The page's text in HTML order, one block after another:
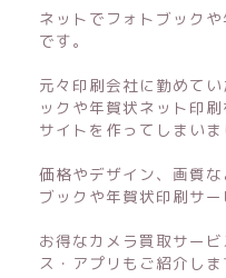
ネットでフォトブック
です。
元々印刷会社に勤めて
ックや年賀状ネット印
サイトを作ってしまいま
価格やデザイン、画質
ブックや年賀状印刷サー
お得なカメラ買取サー
ス・アプリもご紹介しま